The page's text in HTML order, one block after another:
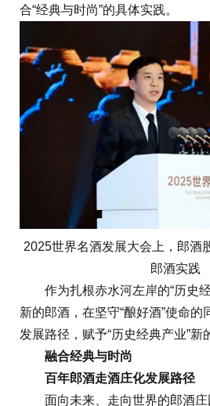
合“经典与时尚”的具体实践。
2025世界名酒发展大会上，郎酒
郎酒实践
作为扎根赤水河左岸的“历史经
新的郎酒，在坚守“酿好酒”使命
发展路径，赋予“历史经典产业”新
融合经典与时尚
百年郎酒走酒庄化发展路径
面向未来、走向世界的郎酒庄